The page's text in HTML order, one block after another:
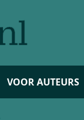
VOOR AUTEURS